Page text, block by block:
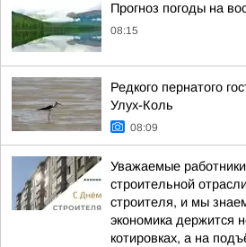
Прогноз погоды на
08:15
Редкого пернатого
Улух-Коль
08:09
Уважаемые
строительной
строителя, и мы
экономика держится
котировках, а на